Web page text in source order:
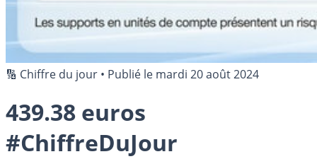
🔢 Chiffre du jour • Publié le mardi 20 août 2024
439.38 euros
#ChiffreDuJour